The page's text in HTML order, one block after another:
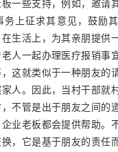
一些支持，例如，邀请
务上征求其意见，鼓励
生活上，为其亲朋提供
人一起办理医疗报销事
这就类似于一种朋友的
人。因此，当村干部就
不管是出于朋友之间的
业老板都会提供帮助。
，它是基于朋友的责任